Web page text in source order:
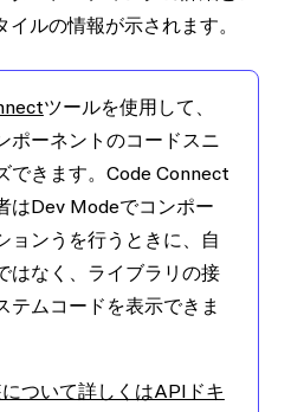
ルの情報が示されます。
ツールを使用して、
ポーネントのコードスニ
できます。Code Connect
はDev Modeでコンポー
ョンうを行うときに、自
はなく、ライブラリの接
テムコードを表示できま
ついて詳しくはAPIドキ